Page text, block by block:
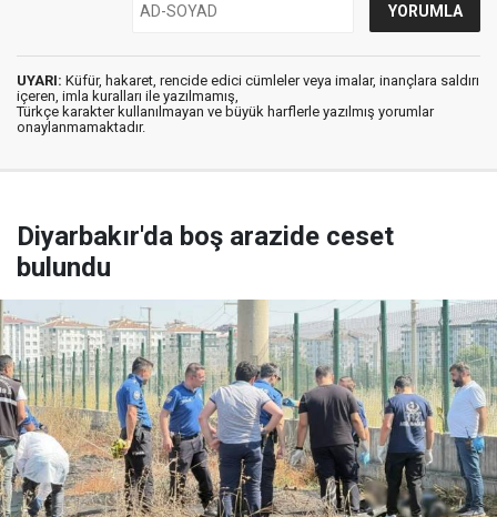
UYARI: Küfür, hakaret, rencide edici cümleler veya imalar, inançlara saldırı
içeren, imla kuralları ile yazılmamış,
Türkçe karakter kullanılmayan ve büyük harflerle yazılmış yorumlar
onaylanmamaktadır.
Diyarbakır'da boş arazide ceset
bulundu